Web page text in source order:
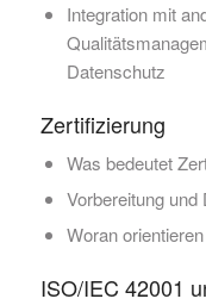
Integration mit
Datenschutz
Zertifizierung
Was bedeutet
Vorbereitung
Woran
ISO/IEC 42001